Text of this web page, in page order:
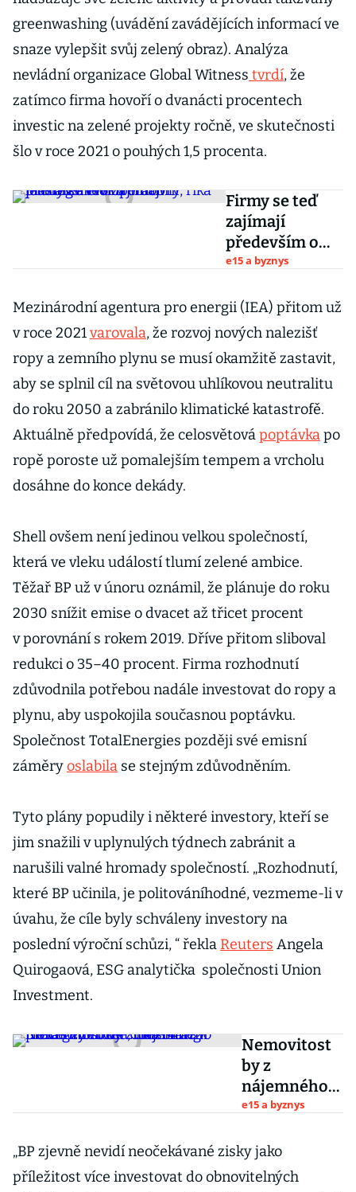
greenwashing (uvádění zavádějících informací ve
snaze vylepšit svůj zelený obraz). Analýza
nevládní organizace Global Witness tvrdí, že
zatímco firma hovoří o dvanácti procentech
investic na zelené projekty ročně, ve skutečnosti
šlo v roce 2021 o pouhých 1,5 procenta.
Firmy se teď
zajímají
především o
operativní
elektromobily,
říká jednatel
VWFS
e15 a byznys
Mezinárodní agentura pro energii (IEA) přitom už
v roce 2021varovala, že rozvoj nových nalezišť
ropy a zemního plynu se musí okamžitě zastavit,
aby se splnil cíl na světovou uhlíkovou neutralitu
do roku 2050 a zabránilo klimatické katastrofě.
Aktuálně předpovídá, že celosvětovápoptávkapo
ropě poroste už pomalejším tempem a vrcholu
dosáhne do konce dekády.
Shell ovšem není jedinou velkou společností,
která ve vleku událostí tlumí zelené ambice.
Těžař BP už v únoru oznámil, že plánuje do roku
2030 snížit emise o dvacet až třicet procent
v porovnání s rokem 2019. Dříve přitom sliboval
redukci o 35–40 procent. Firma rozhodnutí
zdůvodnila potřebou nadále investovat do ropy a
plynu, aby uspokojila současnou poptávku.
Společnost TotalEnergies později své emisní
záměryoslabila se stejným zdůvodněním.
Tyto plány popudily i některé investory, kteří se
jim snažili v uplynulých týdnech zabránit a
narušili valné hromady společností. „Rozhodnutí,
které BP učinila, je politováníhodné, vezmeme-li v
úvahu, že cíle byly schváleny investory na
poslední výroční schůzi, “ řekla Reuters Angela
Quirogaová, ESG analytička společnosti Union
Investment.
Nemovitost
by z
nájemného
měla
mezi 4 až 7
procenty
e15 a byznys
„BP zjevně nevidí neočekávané zisky jako
příležitost více investovat do obnovitelných